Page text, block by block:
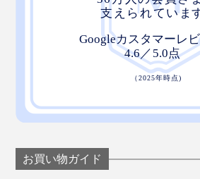
お買い物ガイド